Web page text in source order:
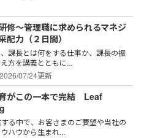
修～管理職に求められるマネジ
配力（２日間）
課長とは何をする仕事か、課長の振
方を講義とともに...
2026/07/24更新
がこの一本で完結 Leaf
る中で、お客さまのご要望や当社の
ハウから生まれ...